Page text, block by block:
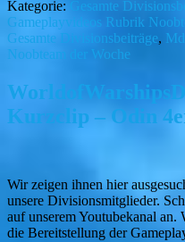
Kategorie:
Gesamte
Gameplayvideos Rubrik
Gesamte Divisionsbeiträge,
Noobteam der Woche
Kurzclip – Odin
Wir zeigen ihnen hier
unsere Divisionsmitglieder.
auf unserem Youtubekanal
die Bereitstellung der